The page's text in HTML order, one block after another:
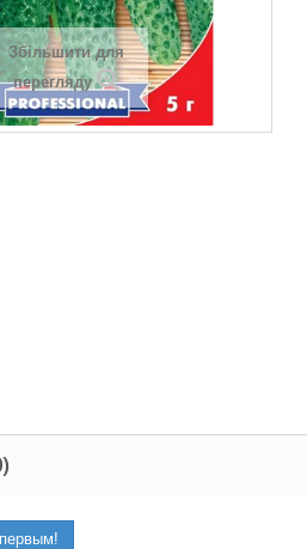
Збільшити для
перегляду